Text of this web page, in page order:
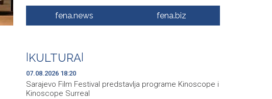
KCUS: Klinika za urologiju s transplantacijom
preseljena u savremeno opremljene prostorije
kao ispomoć u gašenju požara
fena.news fena.biz
KULTURA
07.08.2026 18:20
Sarajevo Film Festival predstavlja programe Kinoscope i
Kinoscope Surreal